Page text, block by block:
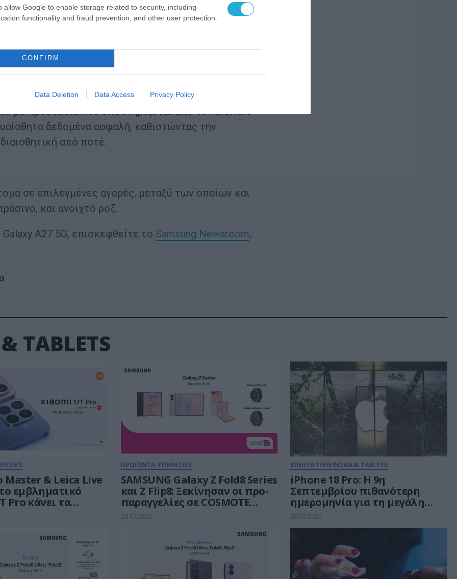
allow Google to enable storage related to security, including
functionality and fraud prevention, and other user protection.
CONFIRM
Data Deletion Data Access Privacy Policy
βοηθό συσκευής, επιτρέποντας τον
μέσω φυσικής γλώσσας.
για μακροχρόνια υποστήριξη με έως και έξι
Android και του One UI, καθώς και έως και έξι
ημερομηνία παγκόσμιας κυκλοφορίας, δίνοντας
τη συσκευή τους για μεγαλύτερο
με προστασία που υποστηρίζεται από το hardware
δεδομένα ασφαλή, καθιστώντας την
από ποτέ.
σε επιλεγμένες αγορές, μεταξύ των οποίων και
και ανοιχτό ροζ.
A27 5G, επισκεφθείτε το Samsung Newsroom,
Master & Leica Live
Pro κάνει τα
stories μας να
ΠΡΟΪΟΝΤΑ-ΥΠΗΡΕΣΙΕΣ
SAMSUNG Galaxy Z Fold8 Series
και Ζ Flip8: Ξεκίνησαν οι προ-
παραγγελίες σε COSMOTE
TELEKOM και ΓΕΡΜΑΝΟ με 20%
28.07.2026
ΚΙΝΗΤΑ ΤΗΛΕΦΩΝΑ & TABLETS
iPhone 18 Pro: H 9η
Σεπτεμβρίου πιθανότερη
ημερομηνία για τη μεγάλη
παρουσίαση της Apple
28.07.2026